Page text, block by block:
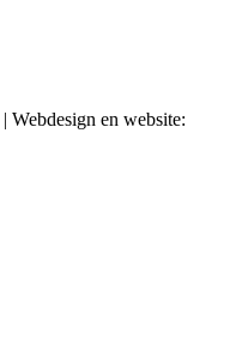
| Webdesign en website: